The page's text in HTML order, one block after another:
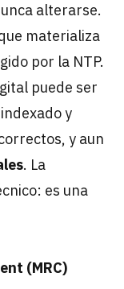
alterarse.
materializa
por la NTP.
puede ser
y
y aun
. La
es una
(MRC)